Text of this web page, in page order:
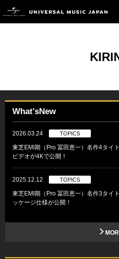
What'sNew
2026.03.24 TOPICS
東芝EMI期（Pro 冨田恵一）名作4タイ
ビデオが4Kで公開！
2025.12.12 TOPICS
東芝EMI期（Pro 冨田恵一）名作3タイ
ッケージ仕様が公開！